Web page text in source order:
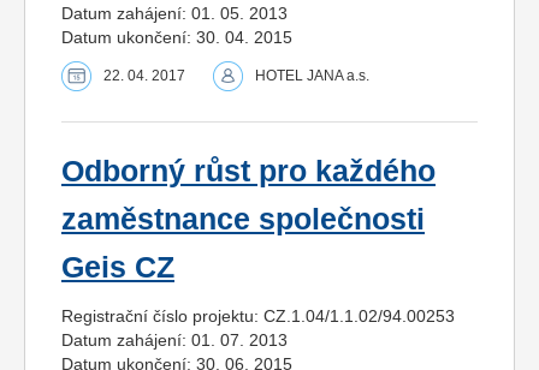
Datum zahájení: 01. 05. 2013
Datum ukončení: 30. 04. 2015
22. 04. 2017 HOTEL JANA a.s.
Odborný růst pro každého
zaměstnance společnosti
Geis CZ
Registrační číslo projektu: CZ.1.04/1.1.02/94.00253
Datum zahájení: 01. 07. 2013
Datum ukončení: 30. 06. 2015